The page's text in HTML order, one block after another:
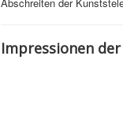
Impressionen